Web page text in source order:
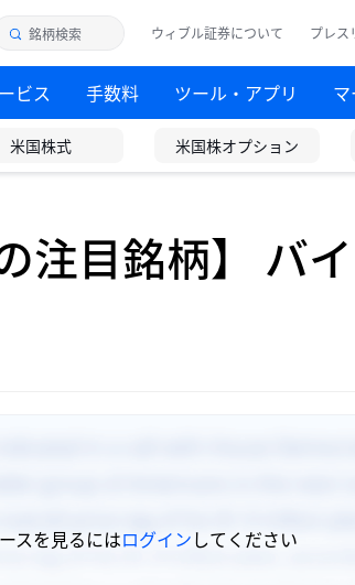
ウィブル証券について プレス
ビス 手数料 ツール・アプリ
米国株式 米国株オプション
注目銘柄】 バ
スを見るにはログインしてください